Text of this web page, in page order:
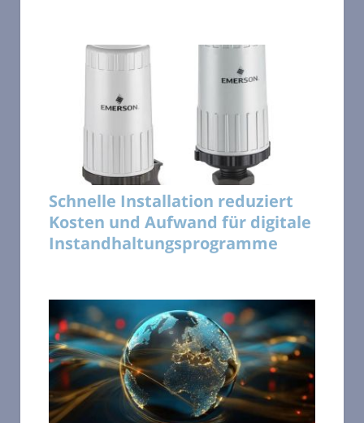
Schnelle Installation reduziert
Kosten und Aufwand für digitale
Instandhaltungsprogramme